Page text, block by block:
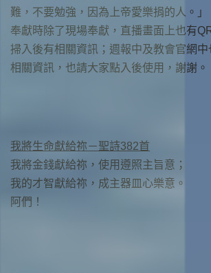
難，不要勉強，因為上帝愛樂捐的人。」
奉獻時除了現場奉獻，直播畫面上也有
掃入後有相關資訊；週報中及教會官網
相關資訊，也請大家點入後使用，謝謝。
我將生命獻給祢－聖詩382首
我將金錢獻給祢，使用遵照主旨意；
我的才智獻給祢，成主器皿心樂意。
阿們！